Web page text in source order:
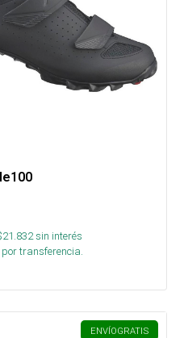
21.832sin interés
por transferencia.
ENVÍOGRATIS